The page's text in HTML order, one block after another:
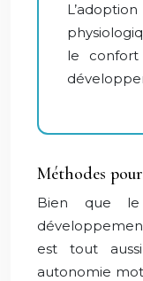
le
Méthodes
Bien que le
est tout
autonomie